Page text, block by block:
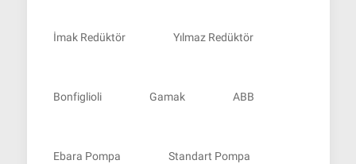
İmak Redüktör Yılmaz Redüktör
Bonfiglioli Gamak ABB
Ebara Pompa Standart Pompa